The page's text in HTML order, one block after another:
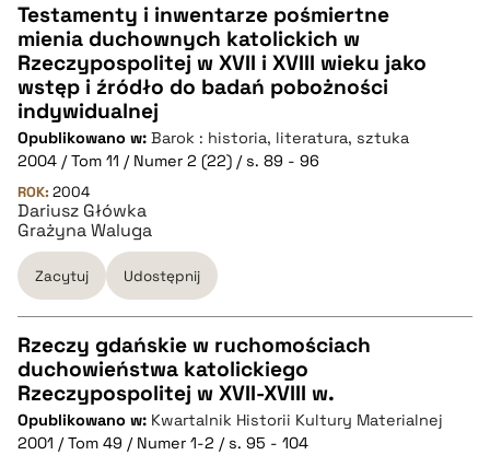
CZYSTY TEKST
pobierz cytat
BIBTEX
pobierz cytat
Testamenty i inwentarze pośmiertne
mienia duchownych katolickich w
Rzeczypospolitej w XVII i XVIII wieku jako
wstęp i źródło do badań pobożności
indywidualnej
Opublikowano w: Barok : historia, literatura, sztuka
2004 / Tom 11 / Numer 2 (22) / s. 89 - 96
ROK: 2004
Dariusz Główka
Grażyna Waluga
Zacytuj Udostępnij
CZYSTY TEKST
pobierz cytat
Rzeczy gdańskie w ruchomościach
duchowieństwa katolickiego
Rzeczypospolitej w XVII-XVIII w.
Opublikowano w: Kwartalnik Historii Kultury Materialnej
2001 / Tom 49 / Numer 1-2 / s. 95 - 104